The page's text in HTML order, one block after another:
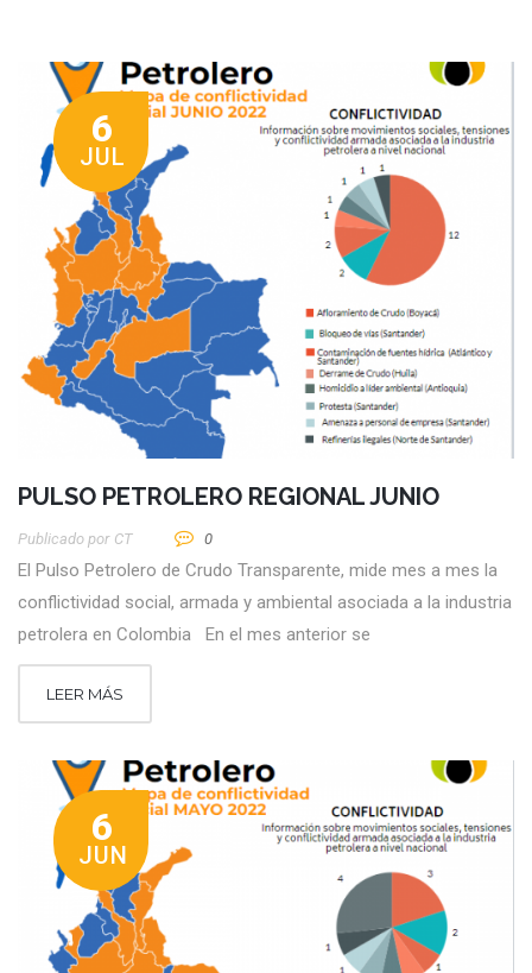
6
JUL
PULSO PETROLERO REGIONAL JUNIO
Publicado por CT 0
El Pulso Petrolero de Crudo Transparente, mide mes a mes la
conflictividad social, armada y ambiental asociada a la industria
petrolera en Colombia En el mes anterior se
LEER MÁS
6
JUN